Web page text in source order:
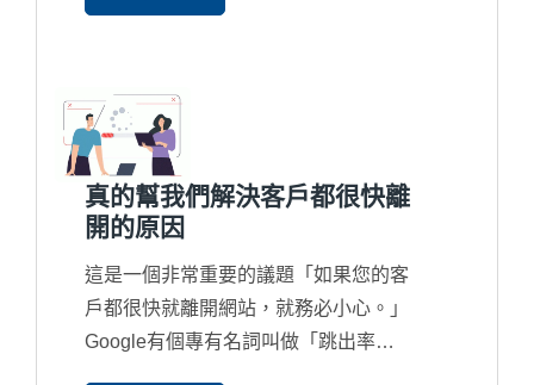
務，因此新一代的國際網路行銷一定讓
真的幫我們解決客戶都很快離
開的原因
這是一個非常重要的議題「如果您的客
戶都很快就離開網站，就務必小心。」
Google有個專有名詞叫做「跳出率